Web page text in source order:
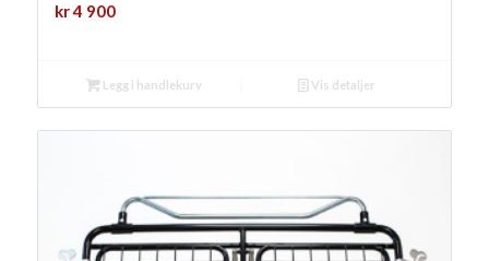
kr4 900
Legg i handlekurv Vis detaljer